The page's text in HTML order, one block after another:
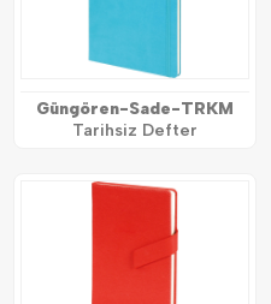
Güngören-Sade-TRKM
Tarihsiz Defter